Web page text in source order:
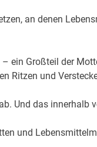
an denen
ein Großteil der
Ritzen und
Und das innerhalb
und